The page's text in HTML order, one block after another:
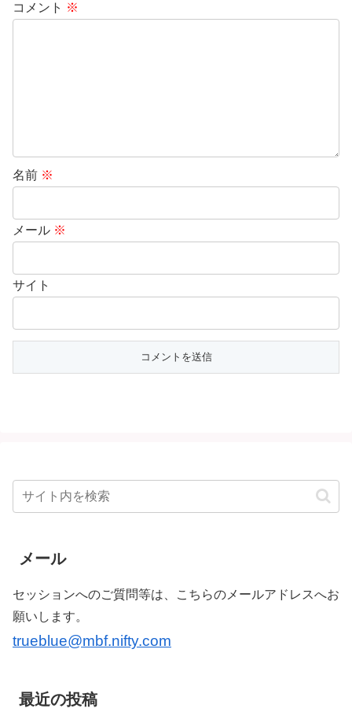
コメント ※
名前 ※
メール ※
サイト
メール
セッションへのご質問等は、こちらのメールアドレスへお
願いします。
trueblue@mbf.nifty.com
最近の投稿